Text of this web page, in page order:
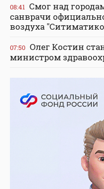
08:41 Смог над
санврачи
воздуха
07:50 Олег Костин
министром